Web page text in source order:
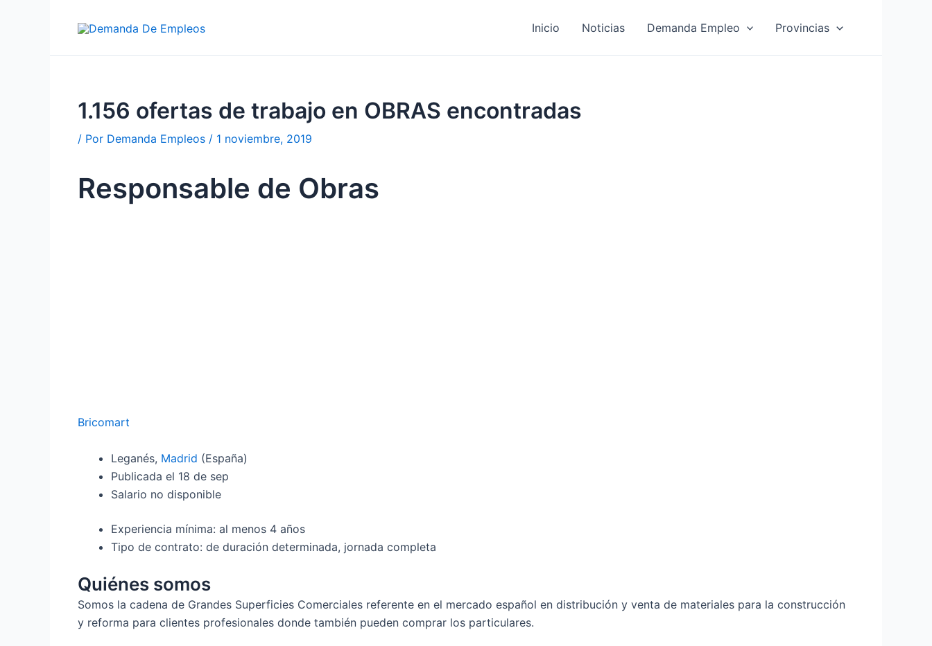
Inicio Noticias Demanda Empleo Provincias
1.156 ofertas de trabajo en OBRAS encontradas
/ Por Demanda Empleos / 1 noviembre, 2019
Responsable de Obras
Bricomart
Leganés, Madrid (España)
Publicada el 18 de sep
Salario no disponible
Experiencia mínima: al menos 4 años
Tipo de contrato: de duración determinada, jornada completa
Quiénes somos
Somos la cadena de Grandes Superficies Comerciales referente en el mercado español en distribución y venta de materiales para la construcción
y reforma para clientes profesionales donde también pueden comprar los particulares.